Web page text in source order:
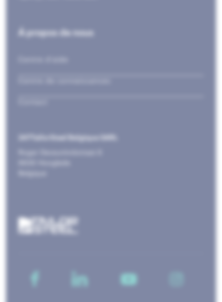
Á propos de nous
247TailorSteel Belgique SARL